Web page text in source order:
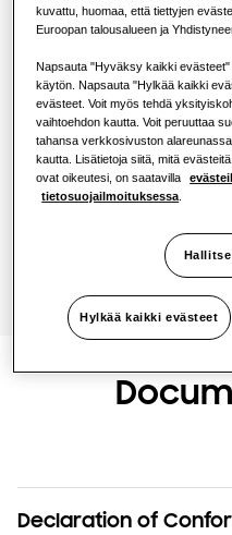
Vähittäismyynti
Ravintola
Toimisto
Kestävyys
SmartThings Pro
4.5kW 5.6kW
Käytettävissä oleva teho
1 vaihe
Declaration of
kuvattu, huomaa, että tiettyjen
Euroopan talousalueen ja
Napsauta "Hyväksy kaikki
käytön. Napsauta "Hylkää kaikki
evästeet. Voit myös tehdä
vaihtoehdon kautta. Voit peruuttaa
tahansa verkkosivuston
kautta. Lisätietoja siitä, mitä
ovat oikeutesi, on saatavilla
tietosuojailmoituksessa
Hylkää kaikki evästeet